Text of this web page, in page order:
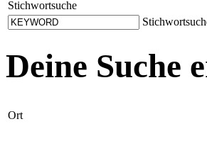
Stichwortsuche
Deine Suche
Ort